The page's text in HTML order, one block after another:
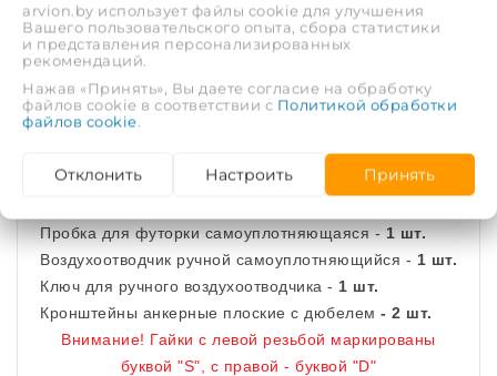
Допустимые моменты затяжки: футорок — не более
25 Нм, пробки и воздухоотводчика – не более 20 Нм.
Футорка левая с прокладкой (S) -
Пробка для футорки самоуплотняющаяся -1 шт.
Воздухоотводчик ручной самоуплотняющийся - 1 шт.
Ключ для ручного воздухоотводчика - 1 шт.
Кронштейны анкерные плоские с дюбелем - 2 шт.
Внимание! Гайки с левой резьбой маркированы
буквой "S", c правой - буквой "D"
arvion.by использует файлы cookie для улучшения
Вашего пользовательского опыта, сбора статистики
и представления персонализированных
рекомендаций.
Нажав «Принять», Вы даете согласие на обработку
файлов cookie в соответствии с Политикой обработки
файлов cookie
Отклонить Настроить Принять